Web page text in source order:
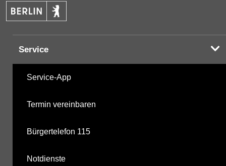
Service
Service-App
Termin vereinbaren
Bürgertelefon 115
Notdienste